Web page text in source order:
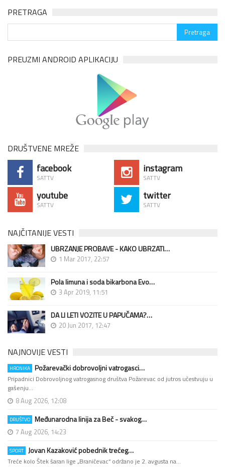
PRETRAGA
PREUZMI ANDROID APLIKACIJU
DRUŠTVENE MREŽE
facebook
SATTV
instagram
SATTV
youtube
SATTV
twitter
SATTV
NAJČITANIJE VESTI
UBRZANJE PROBAVE - KAKO UBRZATI…
1 Mar 2017, 22:57
Pola limuna i soda bikarbona Evo…
3 Apr 2019, 11:51
DA LI LETI VOZITE U PAPUČAMA?…
20 Jun 2017, 12:47
NAJNOVIJE VESTI
HRONIKA Požarevački dobrovoljni vatrogasci…
Pripadnici Dobrovoljnog vatrogasnog društva Požarevac od jutros učestvuju u
gašenju…
8 Aug 2026, 12:08
DRUŠTVO Međunarodna linija za Beč - svakog…
7 Aug 2026, 14:23
SPORT Jovan Kazaković pobednik trećeg…
Treće kolo Štek šaran lige „Braničevac“ održano je 2. avgusta na…